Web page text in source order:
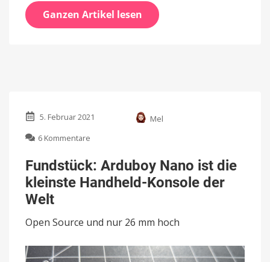
Ganzen Artikel lesen
5. Februar 2021
Mel
6 Kommentare
Arduboy
Nano
ist
Handheld-
Konsole
Welt
Fundstück: Arduboy Nano ist die
kleinste Handheld-Konsole der
Welt
Open Source und nur 26 mm hoch